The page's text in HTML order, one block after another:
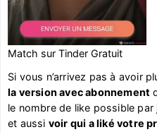
Match sur Tinder Gratuit
Si vous n’arrivez pas à avoir
la version avec abonnement
le nombre de like possible
et aussi voir qui a liké votre